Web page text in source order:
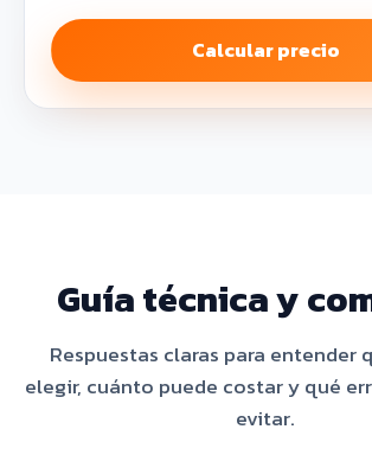
Calcular precio
Guía técnica y
Respuestas claras para entender
elegir, cuánto puede costar y qué
evitar.